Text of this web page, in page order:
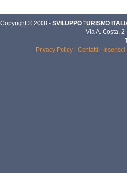
Copyright © 2008 - SVILUPPO TURISMO
Via A. Costa,
Privacy Policy - Contatti -